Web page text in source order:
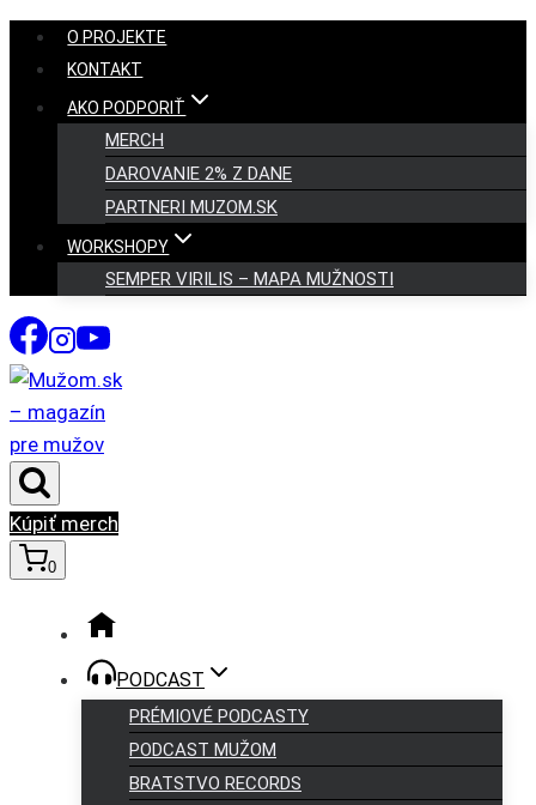
Skip
content
O PROJEKTE
KONTAKT
AKO PODPORIŤ
MERCH
DAROVANIE 2% Z DANE
PARTNERI MUZOM.SK
WORKSHOPY
SEMPER VIRILIS – MAPA MUŽNOSTI
Kúpiť merch
0
PODCAST
PRÉMIOVÉ PODCASTY
PODCAST MUŽOM
BRATSTVO RECORDS